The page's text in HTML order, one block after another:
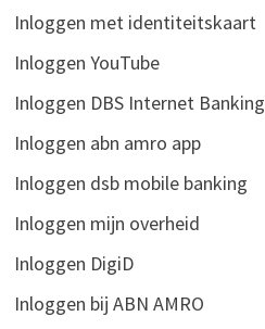
Inloggen met identiteitskaart
Inloggen YouTube
Inloggen DBS Internet Banking
Inloggen abn amro app
Inloggen dsb mobile banking
Inloggen mijn overheid
Inloggen DigiD
Inloggen bij ABN AMRO